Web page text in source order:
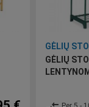
GĖLIŲ
GĖLIŲ